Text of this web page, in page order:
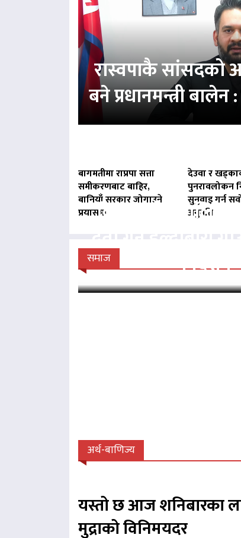
रास्वपाकै सांसदको
बने प्रधानमन्त्री
बागमतीमा राप्रपा सत्ता
समीकरणबाट बाहिर,
बानियाँ सरकार जोगाउने
प्रयासमा
देउवा र
पुनरावलोकन
सुनुवाइ गर्न
अनुमति
समाज
बिना दर्ता सञ्चालित
निर्देशन
अर्थ-बाणिज्य
यस्तो छ आज शनिबारका
मुद्राको विनिमयदर